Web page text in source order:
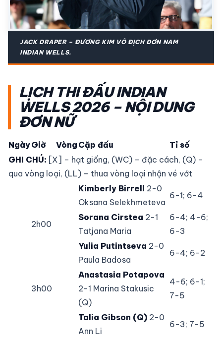
JACK DRAPER – ĐƯƠNG KIM VÔ ĐỊCH ĐƠN NAM
INDIAN WELLS.
LỊCH THI ĐẤU INDIAN
WELLS 2026 – NỘI DUNG
ĐƠN NỮ
NgàyGiờ Vòng Cặp đấu
Tỉ số
GHI CHÚ: [X] – hạt giống, (WC) – đặc cách, (Q) –
qua vòng loại, (LL) – thua vòng loại nhận vé vớt
2h00
Kimberly Birrell 2-0
Oksana Selekhmeteva
6-1; 6-4
Sorana Cirstea 2-1
Tatjana Maria
6-4; 4-6;
6-3
Yulia Putintseva 2-0
Paula Badosa
6-4; 6-2
3h00
Anastasia Potapova
2-1 Marina Stakusic
(Q)
4-6; 6-1;
7-5
Talia Gibson (Q) 2-0
Ann Li
6-3; 7-5